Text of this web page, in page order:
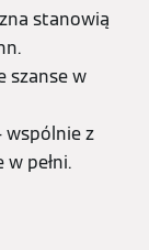
stanowią
szanse w
wspólnie z
pełni.